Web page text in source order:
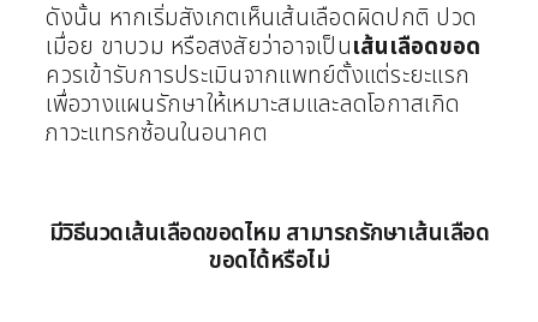
ดังนั้น หากเริ่มสังเกตเห็นเส้นเลือดผิดปกติ ปวด
เมื่อย ขาบวม หรือสงสัยว่าอาจเป็นเส้นเลือดขอด
ควรเข้ารับการประเมินจากแพทย์ตั้งแต่ระยะแรก
เพื่อวางแผนรักษาให้เหมาะสมและลดโอกาสเกิด
ภาวะแทรกซ้อนในอนาคต
มีวิธีนวดเส้นเลือดขอดไหม สามารถรักษาเส้นเลือด
ขอดได้หรือไม่